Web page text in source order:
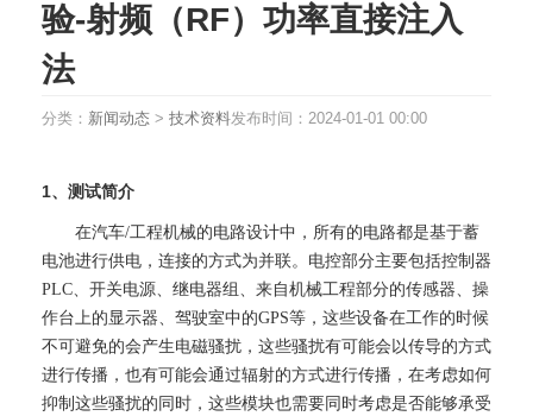
验-射频（RF）功率直接注入
法
分类： 新闻动态 > 技术资料发布时间： 2024-01-01 00:00
1、测试简介
在汽车/工程机械的电路设计中，所有的电路都是基于蓄
电池进行供电，连接的方式为并联。电控部分主要包括控制器
PLC、开关电源、继电器组、来自机械工程部分的传感器、操
作台上的显示器、驾驶室中的GPS等，这些设备在工作的时候
不可避免的会产生电磁骚扰，这些骚扰有可能会以传导的方式
进行传播，也有可能会通过辐射的方式进行传播，在考虑如何
抑制这些骚扰的同时，这些模块也需要同时考虑是否能够承受